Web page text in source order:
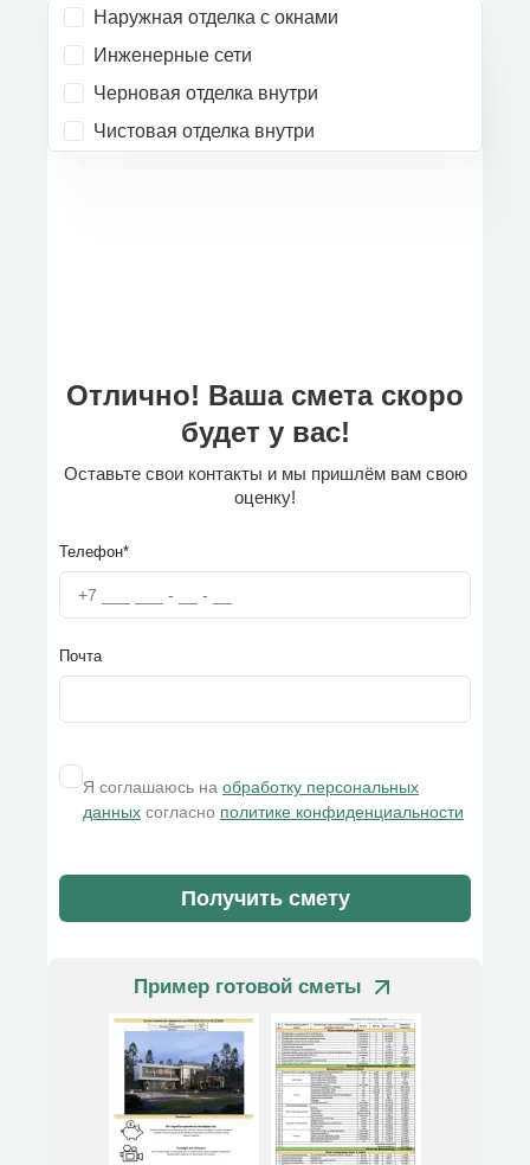
Наружная отделка с окнами
Инженерные сети
Черновая отделка внутри
Чистовая отделка внутри
Отлично! Ваша смета скоро
будет у вас!
Оставьте свои контакты и мы пришлём вам свою
оценку!
Телефон*
Почта
Я соглашаюсь наобработку персональных
данных согласно политике конфиденциальности
Получить смету
Пример готовой сметы